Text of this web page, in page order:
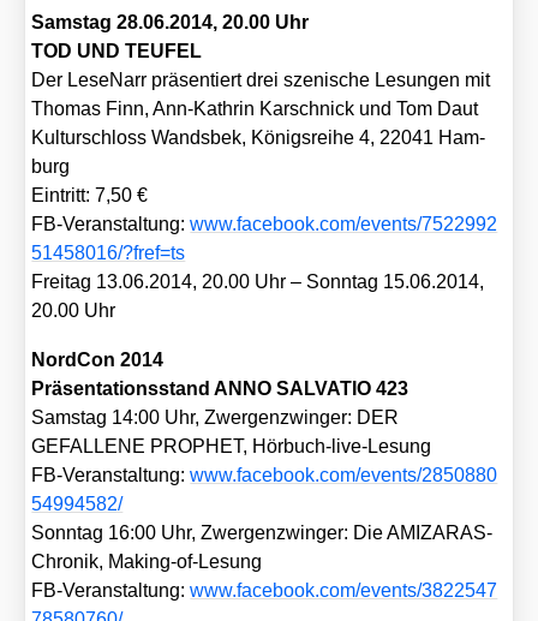
Sams­tag 28.06.2014, 20.00 Uhr
TOD UND TEUFEL
Der LeseNarr prä­sen­tiert drei sze­ni­sche Lesun­gen mit
Tho­mas Finn, Ann-Kath­rin Kar­schnick und Tom Daut
Kul­tur­schloss Wands­bek, Königs­rei­he 4, 22041 Ham­
burg
Ein­tritt: 7,50 €
FB-Ver­an­stal­tung:www​.face​book​.com/​e​v​e​n​t​s​/​7​5​2​2​9​9​2​
5​1​4​5​8​0​1​6​/​?​f​r​e​f​=ts
Frei­tag 13.06.2014, 20.00 Uhr – Sonn­tag 15.06.2014,
20.00 Uhr
Nord­Con 2014
Prä­sen­ta­ti­ons­stand ANNO SALVATIO 423
Sams­tag 14:00 Uhr, Zwer­gen­zwin­ger: DER
GEFALLENE PROPHET, Hör­buch-live-Lesung
FB-Ver­an­stal­tung:www​.face​book​.com/​e​v​e​n​t​s​/​2​8​5​0​8​8​0​
5​4​9​9​4​5​82/
Sonn­tag 16:00 Uhr, Zwer­gen­zwin­ger: Die AMI­ZA­RAS-
Chro­nik, Making-of-Lesung
FB-Ver­an­stal­tung:www​.face​book​.com/​e​v​e​n​t​s​/​3​8​2​2​5​4​7​